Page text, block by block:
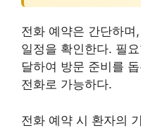
전화 예약은 간단하
일정을 확인한다. 필
달하여 방문 준비를
전화로 가능하다.
전화 예약 시 환자의